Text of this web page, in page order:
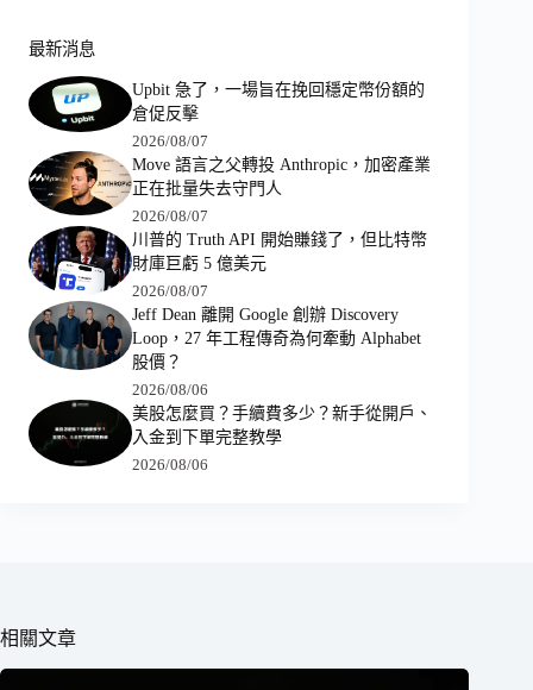
最新消息
Upbit 急了，一場旨在挽回穩定幣份額的
倉促反擊
2026/08/07
Move 語言之父轉投 Anthropic，加密產業
正在批量失去守門人
2026/08/07
川普的 Truth API 開始賺錢了，但比特幣
財庫巨虧 5 億美元
2026/08/07
Jeff Dean 離開 Google 創辦 Discovery
Loop，27 年工程傳奇為何牽動 Alphabet
股價？
2026/08/06
美股怎麼買？手續費多少？新手從開戶、
入金到下單完整教學
2026/08/06
相關文章